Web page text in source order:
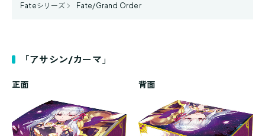
Fateシリーズ
Fate/Grand Order
「アサシン/カーマ」
正面 背面